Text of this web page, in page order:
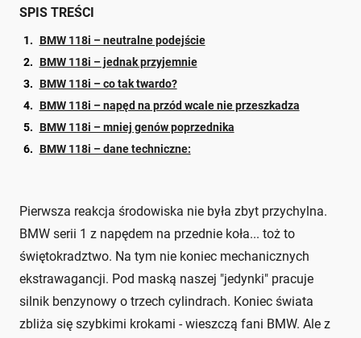
SPIS TREŚCI
BMW 118i – neutralne podejście
BMW 118i – jednak przyjemnie
BMW 118i – co tak twardo?
BMW 118i – napęd na przód wcale nie przeszkadza
BMW 118i – mniej genów poprzednika
BMW 118i – dane techniczne:
Pierwsza reakcja środowiska nie była zbyt przychylna.
BMW serii 1 z napędem na przednie koła... toż to
świętokradztwo. Na tym nie koniec mechanicznych
ekstrawagancji. Pod maską naszej "jedynki" pracuje
silnik benzynowy o trzech cylindrach. Koniec świata
zbliża się szybkimi krokami - wieszczą fani BMW. Ale z